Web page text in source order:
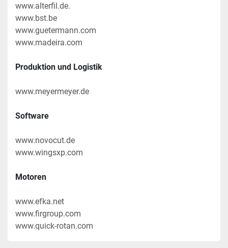
www.alterfil.de.
www.bst.be
www.guetermann.com
www.madeira.com
Produktion und Logistik
www.meyermeyer.de
Software
www.novocut.de
www.wingsxp.com
Motoren
www.efka.net
www.firgroup.com
www.quick-rotan.com